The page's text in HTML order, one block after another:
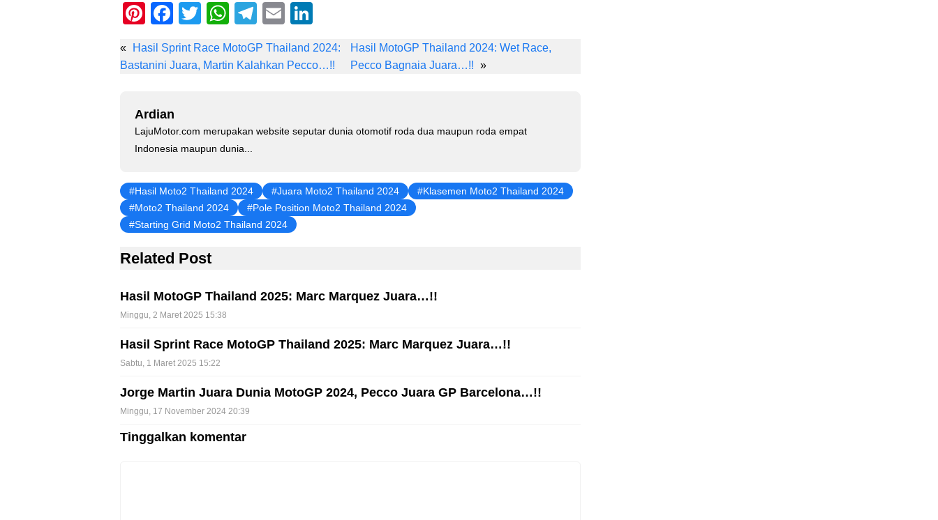
Pi
er
F
c
o
o
T
tt
W
at
p
p
T
e
m
E
ail k
n
«
Hasil Sprint Race MotoGP Thailand 2024:
Bastanini Juara, Martin Kalahkan Pecco…!!
Hasil MotoGP Thailand 2024: Wet Race,
Pecco Bagnaia Juara…!! »
Ardian
LajuMotor.com merupakan website seputar dunia otomotif roda dua maupun roda empat
Indonesia maupun dunia...
Hasil Moto2 Thailand 2024 Juara Moto2 Thailand 2024
Klasemen Moto2 Thailand 2024
Moto2 Thailand 2024
Pole Position Moto2 Thailand 2024
Starting Grid Moto2 Thailand 2024
Related Post
Hasil MotoGP Thailand 2025: Marc Marquez Juara…!!
Minggu, 2 Maret 2025 15:38
Hasil Sprint Race MotoGP Thailand 2025: Marc Marquez Juara…!!
Sabtu, 1 Maret 2025 15:22
Jorge Martin Juara Dunia MotoGP 2024, Pecco Juara GP Barcelona…!!
Minggu, 17 November 2024 20:39
Tinggalkan komentar